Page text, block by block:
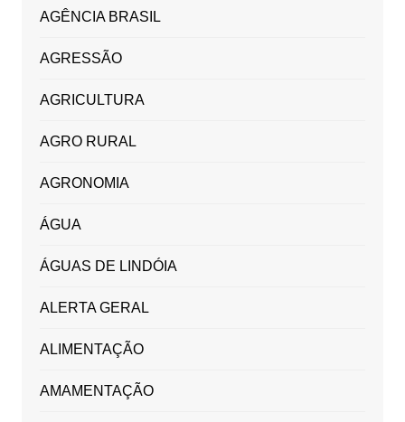
AGÊNCIA BRASIL
AGRESSÃO
AGRICULTURA
AGRO RURAL
AGRONOMIA
ÁGUA
ÁGUAS DE LINDÓIA
ALERTA GERAL
ALIMENTAÇÃO
AMAMENTAÇÃO